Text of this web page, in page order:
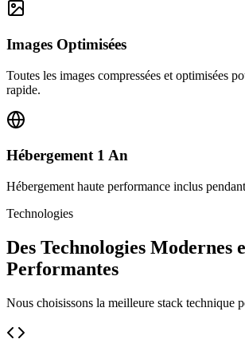
Images Optimisées
Toutes les images compressées et optimisées
rapide.
Hébergement 1 An
Hébergement haute performance inclus
Technologies
Des Technologies Modernes
Performantes
Nous choisissons la meilleure stack technique